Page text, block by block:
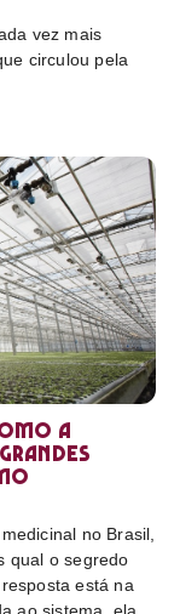
vez mais
circulou pela
a
no Brasil,
qual o segredo
está na